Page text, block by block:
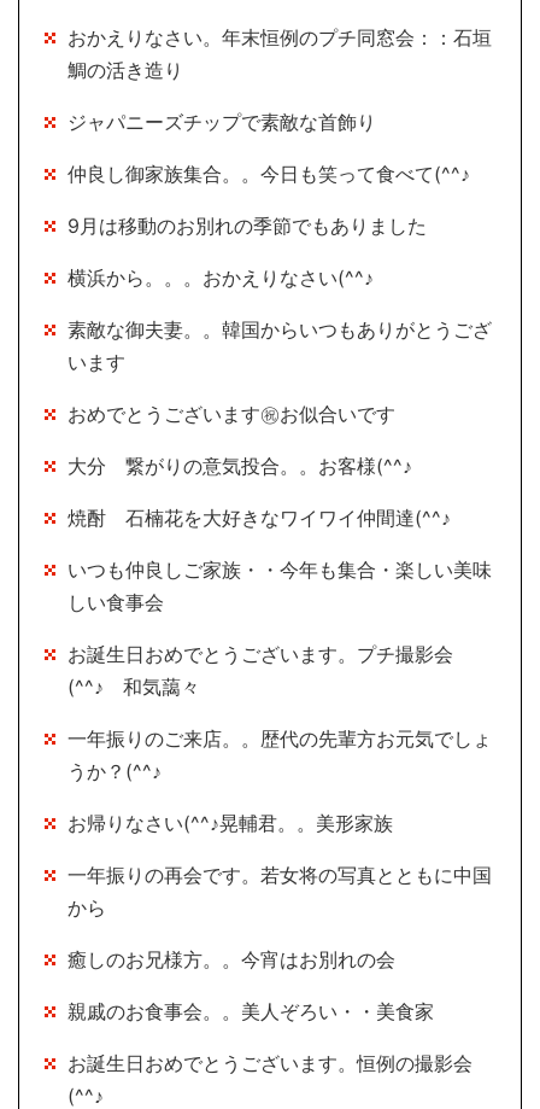
おかえりなさい。年末恒例のプチ同窓会：：石垣
鯛の活き造り
ジャパニーズチップで素敵な首飾り
仲良し御家族集合。。今日も笑って食べて(^^♪
9月は移動のお別れの季節でもありました
横浜から。。。おかえりなさい(^^♪
素敵な御夫妻。。韓国からいつもありがとうござ
います
おめでとうございます㊗お似合いです
大分 繋がりの意気投合。。お客様(^^♪
焼酎 石楠花を大好きなワイワイ仲間達(^^♪
いつも仲良しご家族・・今年も集合・楽しい美味
しい食事会
お誕生日おめでとうございます。プチ撮影会
(^^♪ 和気藹々
一年振りのご来店。。歴代の先輩方お元気でしょ
うか？(^^♪
お帰りなさい(^^♪晃輔君。。美形家族
一年振りの再会です。若女将の写真とともに中国
から
癒しのお兄様方。。今宵はお別れの会
親戚のお食事会。。美人ぞろい・・美食家
お誕生日おめでとうございます。恒例の撮影会
(^^♪